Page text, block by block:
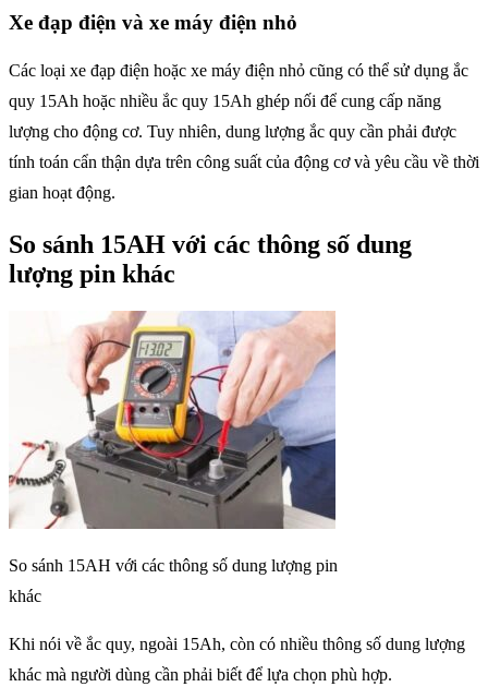
Xe đạp điện và xe máy điện nhỏ
Các loại xe đạp điện hoặc xe máy điện nhỏ cũng có thể sử dụng ắc
quy 15Ah hoặc nhiều ắc quy 15Ah ghép nối để cung cấp năng
lượng cho động cơ. Tuy nhiên, dung lượng ắc quy cần phải được
tính toán cẩn thận dựa trên công suất của động cơ và yêu cầu về thời
gian hoạt động.
So sánh 15AH với các thông số dung
lượng pin khác
So sánh 15AH với các thông số dung lượng pin
khác
Khi nói về ắc quy, ngoài 15Ah, còn có nhiều thông số dung lượng
khác mà người dùng cần phải biết để lựa chọn phù hợp.